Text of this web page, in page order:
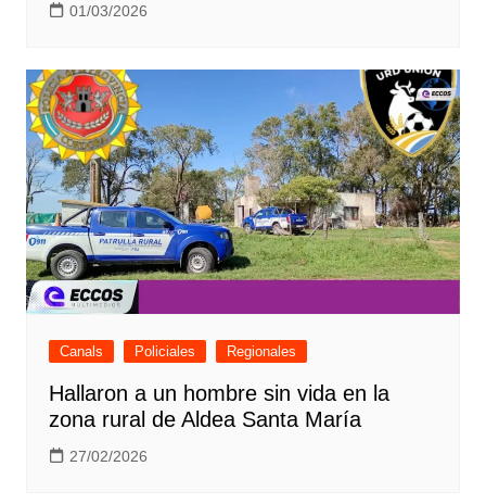
01/03/2026
Canals Policiales Regionales
Hallaron a un hombre sin vida en la
zona rural de Aldea Santa María
27/02/2026